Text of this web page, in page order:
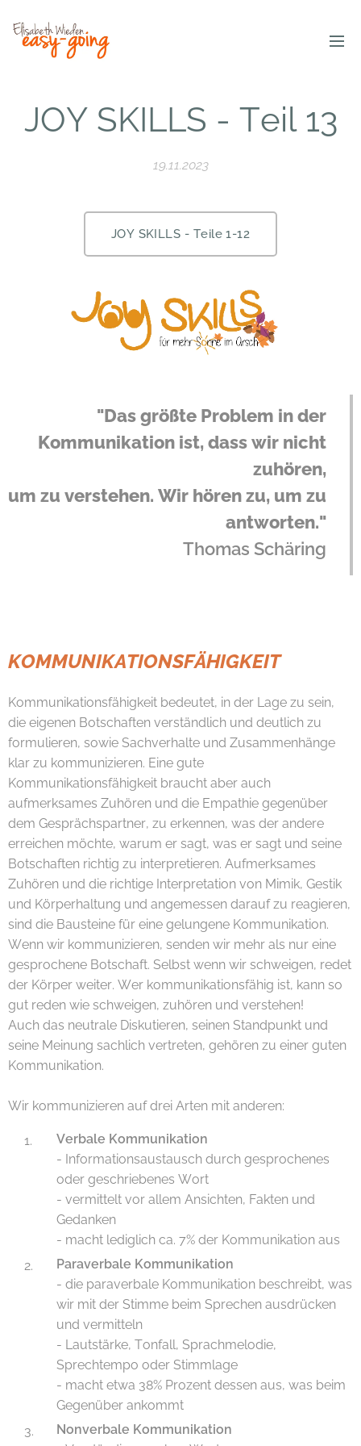
JOY SKILLS - Teil 13
19.11.2023
JOY SKILLS - Teile 1-12
"Das größte Problem in der
Kommunikation ist, dass wir nicht
zuhören,
um zu verstehen. Wir hören zu, um zu
antworten."
Thomas Schäring
KOMMUNIKATIONSFÄHIGKEIT
Kommunikationsfähigkeit bedeutet, in der Lage zu sein,
die eigenen Botschaften verständlich und deutlich zu
formulieren, sowie Sachverhalte und Zusammenhänge
klar zu kommunizieren. Eine gute
Kommunikationsfähigkeit braucht aber auch
aufmerksames Zuhören und die Empathie gegenüber
dem Gesprächspartner, zu erkennen, was der andere
erreichen möchte, warum er sagt, was er sagt und seine
Botschaften richtig zu interpretieren. Aufmerksames
Zuhören und die richtige Interpretation von Mimik, Gestik
und Körperhaltung und angemessen darauf zu reagieren,
sind die Bausteine für eine gelungene Kommunikation.
Wenn wir kommunizieren, senden wir mehr als nur eine
gesprochene Botschaft. Selbst wenn wir schweigen, redet
der Körper weiter. Wer kommunikationsfähig ist, kann so
gut reden wie schweigen, zuhören und verstehen!
Auch das neutrale Diskutieren, seinen Standpunkt und
seine Meinung sachlich vertreten, gehören zu einer guten
Kommunikation.
Wir kommunizieren auf drei Arten mit anderen:
Verbale Kommunikation
- Informationsaustausch durch gesprochenes
oder geschriebenes Wort
- vermittelt vor allem Ansichten, Fakten und
Gedanken
- macht lediglich ca. 7% der Kommunikation aus
Paraverbale Kommunikation
- die paraverbale Kommunikation beschreibt, was
wir mit der Stimme beim Sprechen ausdrücken
und vermitteln
- Lautstärke, Tonfall, Sprachmelodie,
Sprechtempo oder Stimmlage
- macht etwa 38% Prozent dessen aus, was beim
Gegenüber ankommt
Nonverbale Kommunikation